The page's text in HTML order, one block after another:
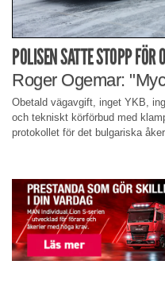
POLISEN SATTE STOPP
Roger Ogemar:
Obetald vägavgift, inget YKB,
och tekniskt körförbud med
protokollet för det bulgariska